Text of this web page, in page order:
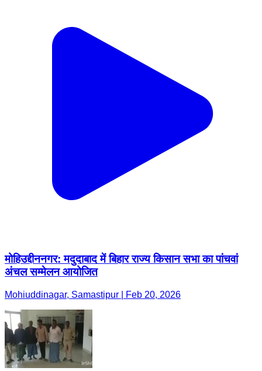
मोहिउद्दीननगर: मदुदाबाद में बिहार राज्य किसान सभा का पांचवां
अंचल सम्मेलन आयोजित
Mohiuddinagar, Samastipur | Feb 20, 2026